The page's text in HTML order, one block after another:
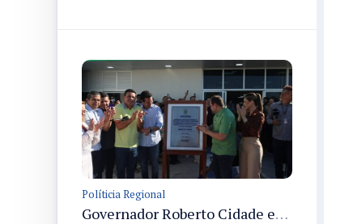
Políticia Regional
Governador Roberto Cidade entrega readequação do ambulatório da FCecon e amplia capacidade de atendimento oncológico em Manaus